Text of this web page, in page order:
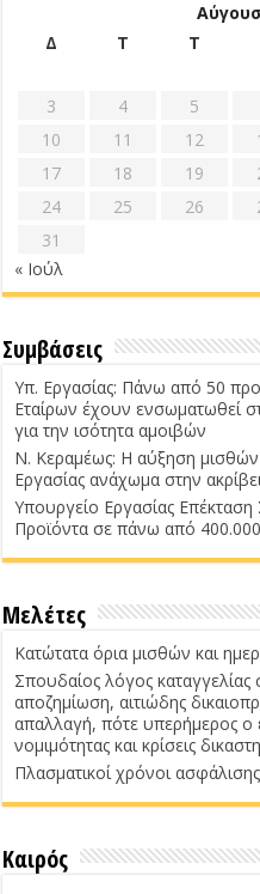
Δ
Τ Τ
3
4 5
10
11 12
17
18 19
24
25 26
31
« Ιούλ
Συμβάσεις
Υπ. Εργασίας: Πάνω από 50
Εταίρων έχουν ενσωματωθεί
για την ισότητα αμοιβών
Ν. Κεραμέως: Η αύξηση
Εργασίας ανάχωμα στην
Υπουργείο Εργασίας
Προϊόντα σε πάνω από
Μελέτες
Κατώτατα όρια μισθών και
Σπουδαίος λόγος
αποζημίωση, αιτιώδης
απαλλαγή, πότε υπερήμερος
νομιμότητας και κρίσεις
Πλασματικοί χρόνοι ασφάλισης
Καιρός